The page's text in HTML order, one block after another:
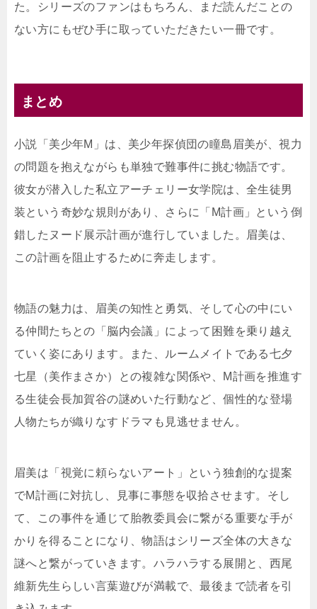
た。シリーズのファンはもちろん、まだ読んだことの
ない方にもぜひ手に取っていただきたい一冊です。
まとめ
小説「美少年M」は、美少年探偵団の瞳島眉美が、視力
の問題を抱えながらも単独で難事件に挑む物語です。
彼女が潜入した私立アーチェリー女学院は、全生徒男
装という奇妙な規則があり、さらに「M計画」という倒
錯したヌード展示計画が進行していました。眉美は、
この計画を阻止するために奔走します。
物語の魅力は、眉美の知性と勇気、そして心の中にい
る仲間たちとの「脳内会議」によって困難を乗り越え
ていく姿にあります。また、ルームメイトである七夕
七星（美作まさか）との複雑な関係や、M計画を推進す
る生徒会長加賀谷の謎めいた行動など、個性的な登場
人物たちが織りなすドラマも見逃せません。
眉美は「視覚に頼らないアート」という独創的な提案
でM計画に対抗し、見事に事態を収拾させます。そし
て、この事件を通じて胎教委員会に繋がる重要な手が
かりを得ることになり、物語はシリーズ全体の大きな
謎へと繋がっていきます。ハラハラする展開と、西尾
維新先生らしい言葉遊びが満載で、最後まで読者を引